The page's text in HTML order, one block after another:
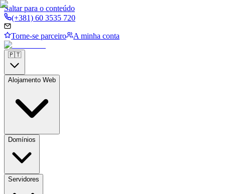
Saltar para o conteúdo
(+381) 60 3535 720
Torne-se parceiro A minha conta
🇵🇹
Alojamento Web
Domínios
Servidores